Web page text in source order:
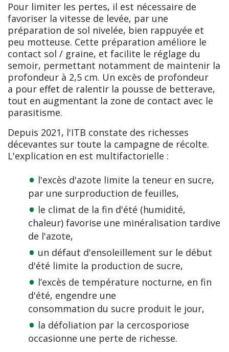
Pour limiter les pertes, il est nécessaire de
favoriser la vitesse de levée, par une
préparation de sol nivelée, bien rappuyée et
peu motteuse. Cette préparation améliore le
contact sol / graine, et facilite le réglage du
semoir, permettant notamment de maintenir la
profondeur à 2,5 cm. Un excès de profondeur
a pour effet de ralentir la pousse de betterave,
tout en augmentant la zone de contact avec le
parasitisme.
Depuis 2021, l'ITB constate des richesses
décevantes sur toute la campagne de récolte.
L'explication en est multifactorielle :
l'excès d'azote limite la teneur en sucre,
par une surproduction de feuilles,
le climat de la fin d'été (humidité,
chaleur) favorise une minéralisation tardive
de l'azote,
un défaut d'ensoleillement sur le début
d'été limite la production de sucre,
l’excès de température nocturne, en fin
d'été, engendre une
consommation du sucre produit le jour,
la défoliation par la cercosporiose
occasionne une perte de richesse.